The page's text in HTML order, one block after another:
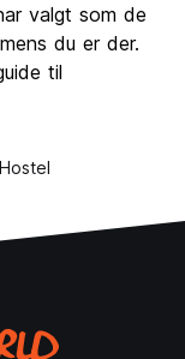
valgt som de
du er der.
til